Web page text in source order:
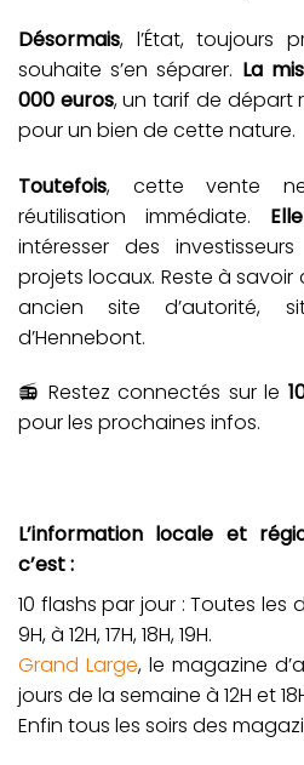
Désormais, l’État, toujours
souhaite s’en séparer. La
000 euros, un tarif de départ
pour un bien de cette nature.
Toutefois, cette vente
réutilisation immédiate.
intéresser des
projets locaux. Reste à savoir
ancien site d’autorité,
d’Hennebont.
📻 Restez connectés sur le
pour les prochaines infos.
L’information locale et
c’est :
10 flashs par jour : Toutes les
9H, à 12H, 17H, 18H, 19H.
Grand Large, le magazine
jours de la semaine à 12H et
Enfin tous les soirs des